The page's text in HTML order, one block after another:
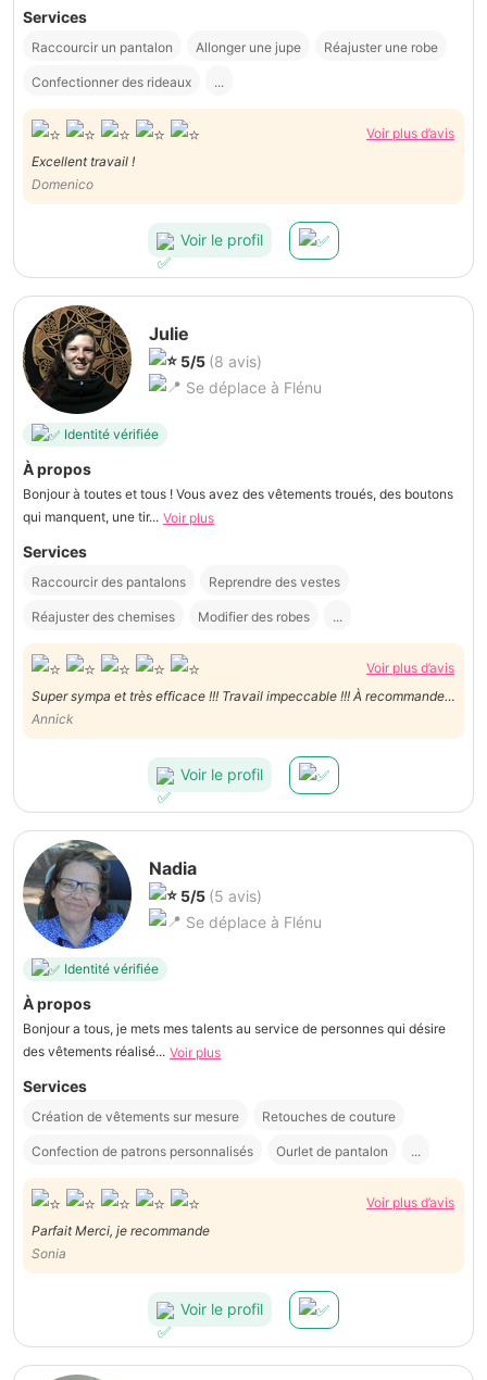
Services
Raccourcir un pantalon Allonger une jupe Réajuster une robe
Confectionner des rideaux ...
Voir plus d’avis
Excellent travail !
Domenico
Voir le profil
Julie
5/5 (8 avis)
Se déplace à Flénu
Identité vérifiée
À propos
Bonjour à toutes et tous ! Vous avez des vêtements troués, des boutons
qui manquent, une tir... Voir plus
Services
Raccourcir des pantalons Reprendre des vestes
Réajuster des chemises Modifier des robes ...
Voir plus d’avis
Super sympa et très efficace !!! Travail impeccable !!! À recommander
vivement !!! ☺️
Annick
Voir le profil
Nadia
5/5 (5 avis)
Se déplace à Flénu
Identité vérifiée
À propos
Bonjour a tous, je mets mes talents au service de personnes qui désire
des vêtements réalisé... Voir plus
Services
Création de vêtements sur mesure Retouches de couture
Confection de patrons personnalisés Ourlet de pantalon ...
Voir plus d’avis
Parfait Merci, je recommande
Sonia
Voir le profil